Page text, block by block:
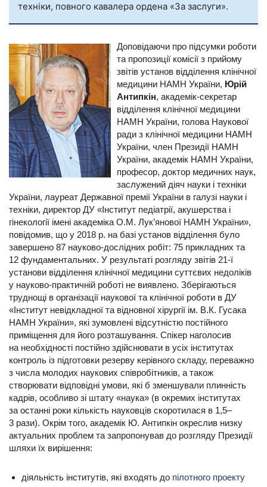
техніки, повного кавалера ордена «За заслуги».
Доповідаючи про підсумки роботи
та пропозиції комісії з прийому
звітів установ відділення клінічної
медицини НАМН України, Юрій
Антипкін, академік-­секретар
відділення клінічної медицини
НАМН України, голова Наукової
ради з клінічної медицини НАМН
України, член Президії НАМН
України, академік НАМН України,
професор, доктор медичних наук,
заслужений діяч науки і техніки
України, лауреат Державної премії України в галузі науки і
техніки, директор ДУ «Інститут педіатрії, акушерства і
гінекології імені академіка О.М. Лук’янової НАМН України»,
повідомив, що у 2018 р. на базі установ відділення було
завершено 87 науково-дослідних робіт: 75 прикладних та
12 фундаментальних. У результаті розгляду звітів 21-ї
установи відділення клінічної медицини суттєвих недоліків
у науково-практичній роботі не виявлено. Зберігаються
труднощі в організації наукової та клінічної роботи в ДУ
«Інститут невідкладної та відновної хірургії ім. В.К. Гусака
НАМН України», які зумовлені відсутністю постійного
приміщення для його розташування. Спікер наголосив
на необхідності постійно здійснювати в усіх інститутах
контроль із підготовки резерву керівного складу, переважно
з числа молодих наукових співробітників, а також
створювати відповідні умови, які б зменшували плинність
кадрів, особливо зі штату «наука» (в окремих інститутах
за останні роки кількість науковців скоротилася в 1,5–
3 рази). Окрім того, академік Ю. Антипкін окреслив низку
актуальних проблем та запропонував до розгляду Президії
шляхи їх вирішення:
діяльність інститутів, які входять до пілотного проекту